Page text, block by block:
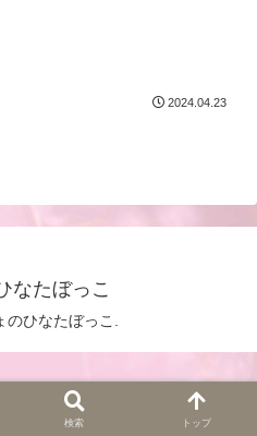
2024.04.23
なたぼっこ
ひなたぼっこ.
検索 トップ